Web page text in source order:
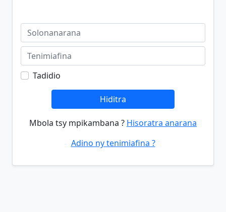
Tadidio
Hiditra
Mbola tsy mpikambana ? Hisoratra anarana
Adino ny tenimiafina ?